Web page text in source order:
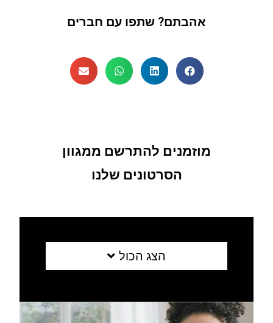
אהבתם? שתפו עם חברים
מוזמנים להתרשם ממגוון
הסרטונים שלנו
הצג הכול